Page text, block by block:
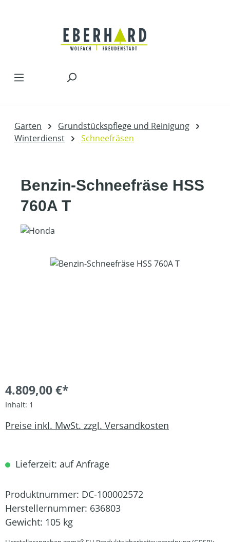
Garten
Grundstückspflege und Reinigung
Winterdienst
Schneefräsen
Benzin-Schneefräse HSS
760A T
Bildergalerie überspringen
4.809,00 €*
Inhalt: 1
Preise inkl. MwSt. zzgl. Versandkosten
Lieferzeit: auf Anfrage
Produktnummer: DC-100002572
Herstellernummer: 636803
Gewicht: 105 kg